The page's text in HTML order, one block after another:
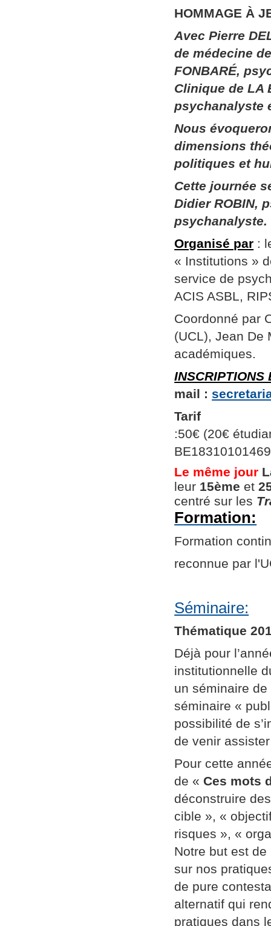
HOMMAGE À
Avec Pierre
de médecine
FONBARÉ,
Clinique de LA
psychanalyste
Nous
dimensions
politiques et
Cette journée
Didier ROBIN,
psychanalyste.
Organisé par :
« Institutions »
service de
ACIS ASBL,
Coordonné par
(UCL), Jean De
académiques.
INSCRIPTIONS
mail :
Tarif
:50€ (20€
Le même jour
leur 15ème et
centré sur les
Formation:
Formation
reconnue par
Séminaire:
Thématique
Déjà pour
institutionnelle
un séminaire
séminaire «
possibilité de
de venir
Pour cette
de « Ces mots
déconstruire
cible », «
risques », «
Notre but est de
sur nos
de pure
alternatif qui
pratiques dans